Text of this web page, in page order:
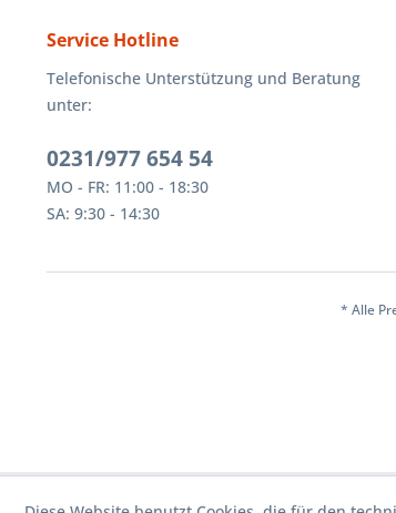
Service Hotline
Telefonische Unterstützung und Beratung
unter:
0231/977 654 54
MO - FR: 11:00 - 18:30
SA: 9:30 - 14:30
* Alle